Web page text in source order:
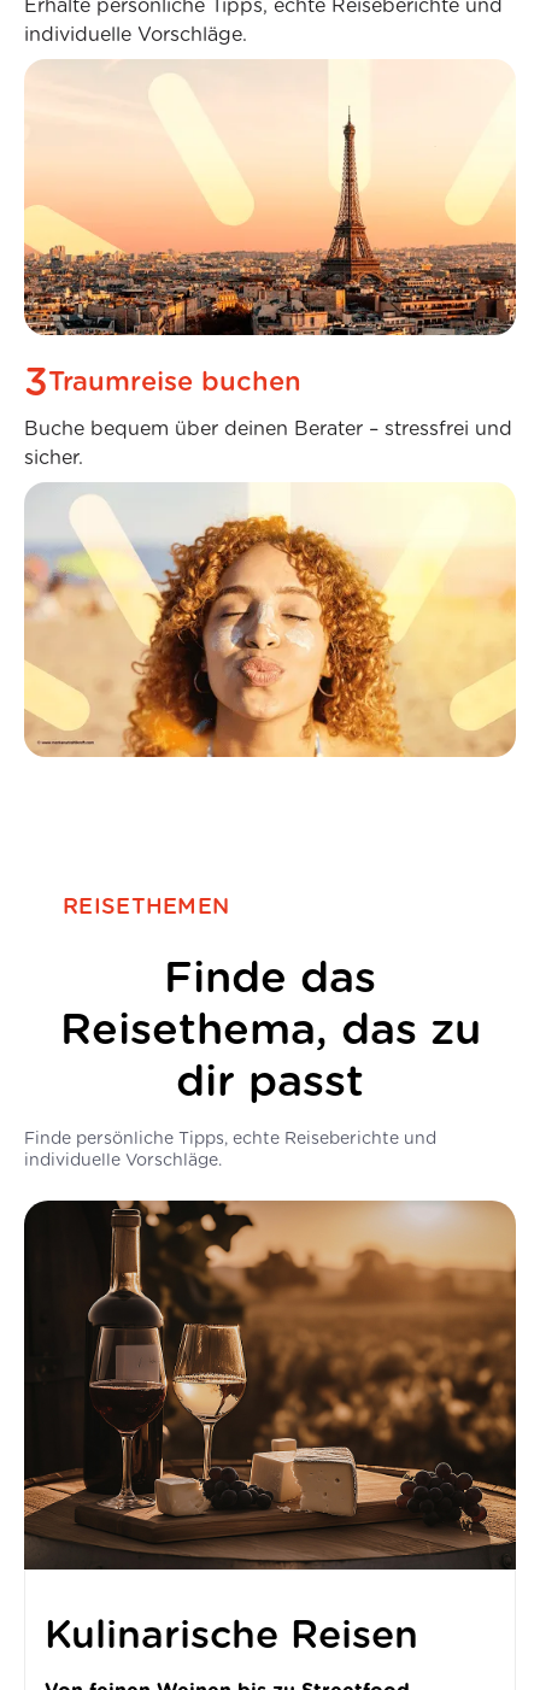
Erhalte persönliche Tipps, echte Reiseberichte und
individuelle Vorschläge.
3Traumreise buchen
Buche bequem über deinen Berater – stressfrei und
sicher.
REISETHEMEN
Finde das
Reisethema, das zu
dir passt
Finde persönliche Tipps, echte Reiseberichte und
individuelle Vorschläge.
Kulinarische Reisen